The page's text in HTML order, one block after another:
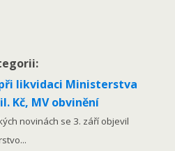
likvidaci Ministerstva
Kč, MV obvinění
novinách se 3. září objevil